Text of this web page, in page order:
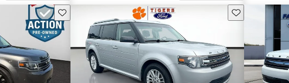
Guarda este Aviso Guarda este Aviso